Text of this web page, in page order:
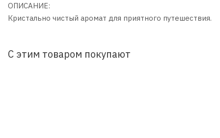
ОПИСАНИЕ:
Кристально чистый аромат для приятного путешествия.
С этим товаром покупают